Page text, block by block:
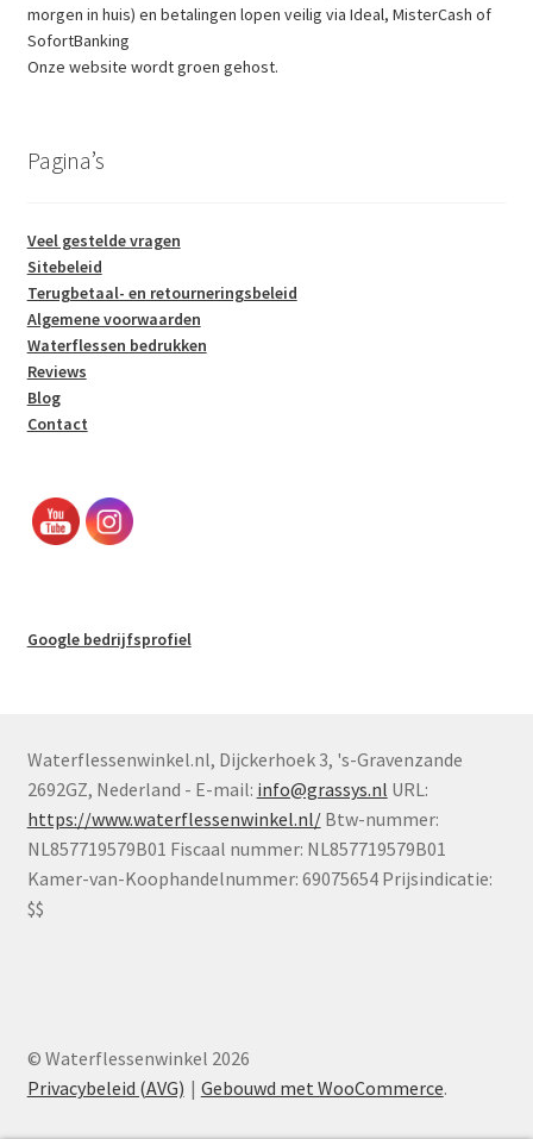
morgen in huis) en betalingen lopen veilig via Ideal, MisterCash of
SofortBanking
Onze website wordt groen gehost.
Pagina’s
Veel gestelde vragen
Sitebeleid
Terugbetaal- en retourneringsbeleid
Algemene voorwaarden
Waterflessen bedrukken
Reviews
Blog
Contact
Google bedrijfsprofiel
Waterflessenwinkel.nl, Dijckerhoek 3, 's-Gravenzande
2692GZ, Nederland - E-mail: info@grassys.nl URL:
https://www.waterflessenwinkel.nl/ Btw-nummer:
NL857719579B01 Fiscaal nummer: NL857719579B01
Kamer-van-Koophandelnummer: 69075654 Prijsindicatie:
$$
© Waterflessenwinkel 2026
Privacybeleid (AVG)
Gebouwd met WooCommerce.